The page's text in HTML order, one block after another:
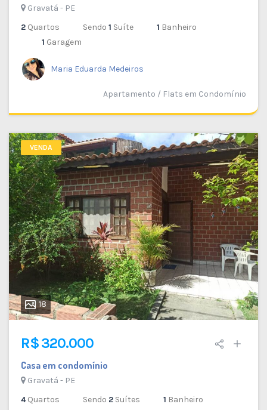
Gravatá - PE
2 Quartos Sendo 1 Suíte 1 Banheiro
1 Garagem
Maria Eduarda Medeiros
Apartamento / Flats em Condomínio
VENDA
18
R$ 320.000
Casa em condomínio
Gravatá - PE
4Quartos Sendo 2 Suítes 1 Banheiro